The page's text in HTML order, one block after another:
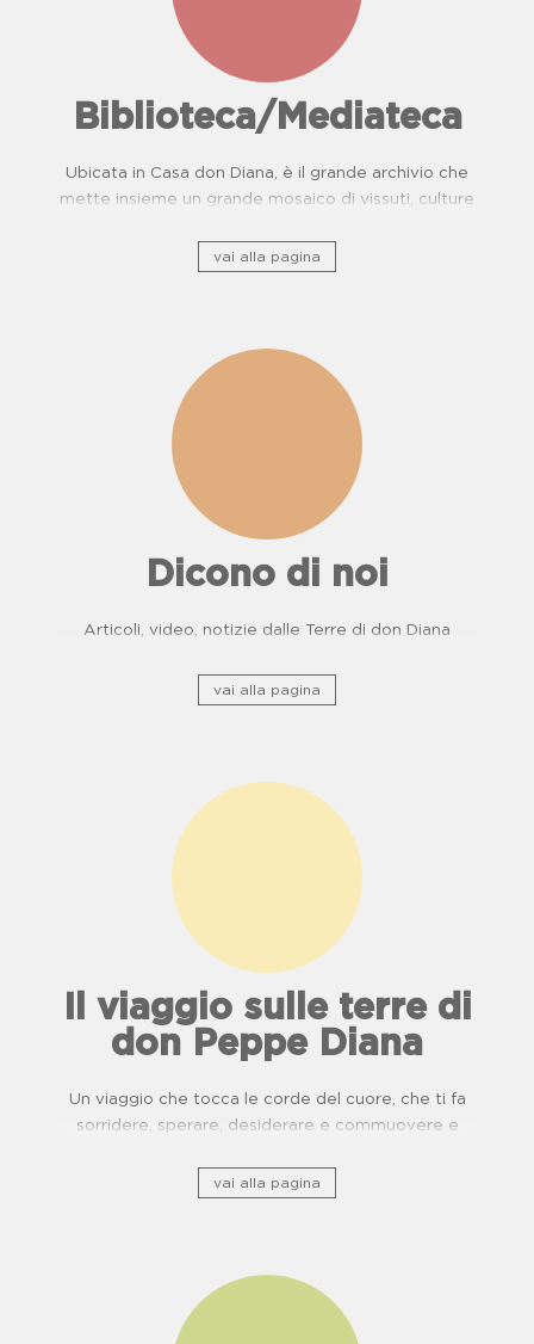
Biblioteca/Mediateca
Ubicata in Casa don Diana, è il grande archivio che
mette insieme un grande mosaico di vissuti, culture
vai alla pagina
Dicono di noi
Articoli, video, notizie dalle Terre di don Diana
vai alla pagina
Il viaggio sulle terre di
don Peppe Diana
Un viaggio che tocca le corde del cuore, che ti fa
sorridere, sperare, desiderare e commuovere e
di usanze, cucina e buone pratiche.
vai alla pagina